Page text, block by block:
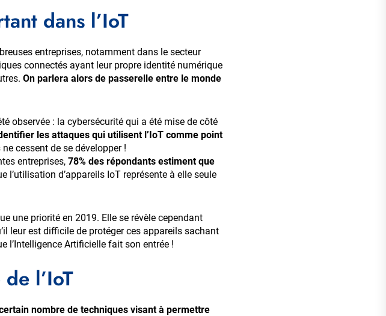
dans l’IoT
entreprises, notamment dans le secteur
connectés ayant leur propre identité numérique
On parlera alors de passerelle entre le monde
observée : la cybersécurité qui a été mise de côté
les attaques qui utilisent l’IoT comme point
cessent de se développer !
entreprises, 78% des répondants estiment que
l’utilisation d’appareils IoT représente à elle seule
une priorité en 2019. Elle se révèle cependant
leur est difficile de protéger ces appareils sachant
l’Intelligence Artificielle fait son entrée !
l’IoT
nombre de techniques visant à permettre